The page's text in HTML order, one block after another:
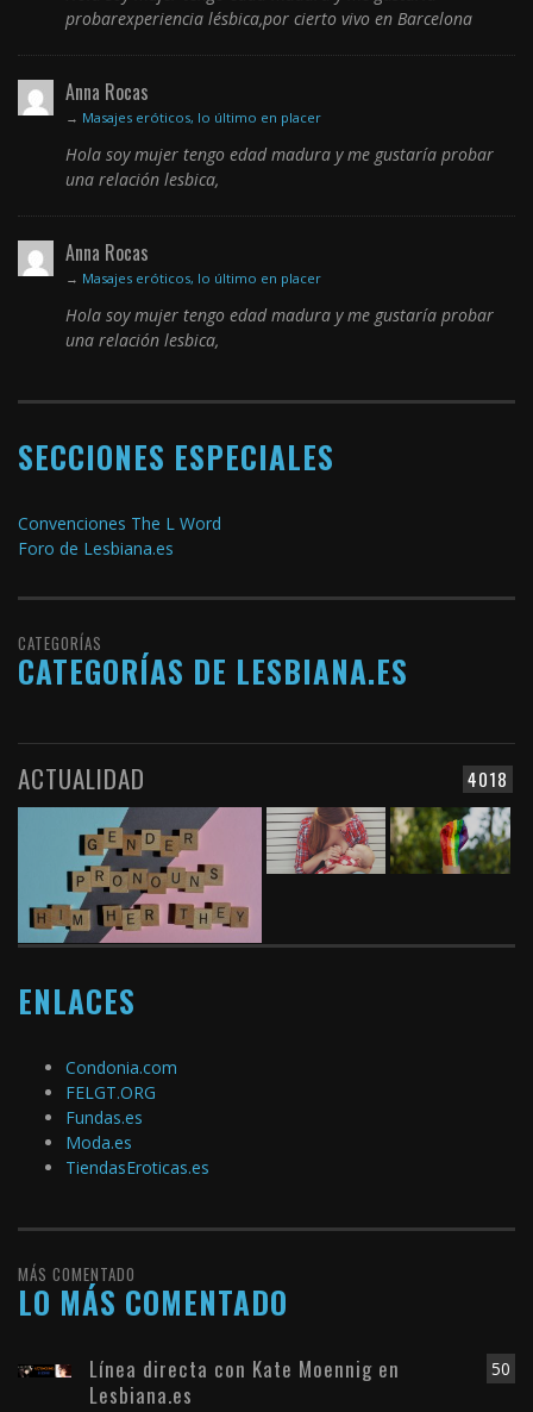
probarexperiencia lésbica,por cierto vivo en Barcelona
Anna Rocas
→ Masajes eróticos, lo último en placer
Hola soy mujer tengo edad madura y me gustaría probar
una relación lesbica,
Anna Rocas
→ Masajes eróticos, lo último en placer
Hola soy mujer tengo edad madura y me gustaría probar
una relación lesbica,
SECCIONES ESPECIALES
Convenciones The L Word
Foro de Lesbiana.es
CATEGORÍAS
CATEGORÍAS DE LESBIANA.ES
4018
ACTUALIDAD
ENLACES
Condonia.com
FELGT.ORG
Fundas.es
Moda.es
TiendasEroticas.es
MÁS COMENTADO
LO MÁS COMENTADO
50
Línea directa con Kate Moennig en
Lesbiana.es